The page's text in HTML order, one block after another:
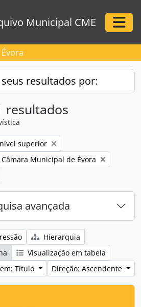
Municipal CME
resultados por:
resultados
superior
Municipal de Évora
avançada
Hierarquia
Visualização em tabela
Título
Direção: Ascendente